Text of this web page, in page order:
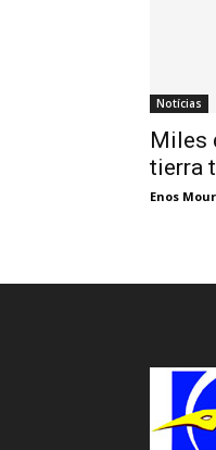
Notícias
Miles
tierra
Enos